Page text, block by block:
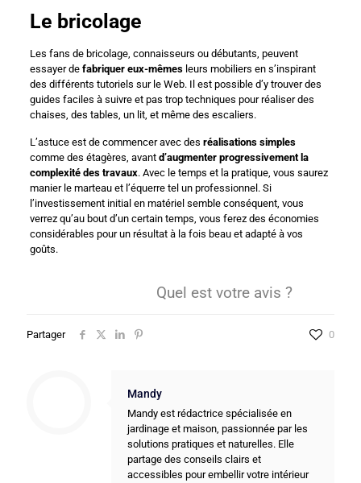
Le bricolage
Les fans de bricolage, connaisseurs ou débutants, peuvent
essayer de fabriquer eux-mêmesleurs mobiliers en s’inspirant
des différents tutoriels sur le Web. Il est possible d’y trouver des
guides faciles à suivre et pas trop techniques pour réaliser des
chaises, des tables, un lit, et même des escaliers.
L’astuce est de commencer avec des réalisations simples
comme des étagères, avant d’augmenter progressivement la
complexité des travaux. Avec le temps et la pratique, vous saurez
manier le marteau et l’équerre tel un professionnel. Si
l’investissement initial en matériel semble conséquent, vous
verrez qu’au bout d’un certain temps, vous ferez des économies
considérables pour un résultat à la fois beau et adapté à vos
goûts.
Quel est votre avis ?
Partager 0
Mandy
Mandy est rédactrice spécialisée en
jardinage et maison, passionnée par les
solutions pratiques et naturelles. Elle
partage des conseils clairs et
accessibles pour embellir votre intérieur